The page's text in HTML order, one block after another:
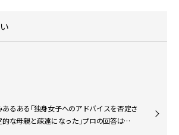
るある「独身女子へのアドバイスを否定さ
的な母親と疎遠になった」プロの回答は…